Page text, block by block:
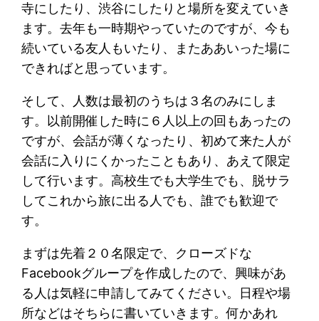
寺にしたり、渋谷にしたりと場所を変えていき
ます。去年も一時期やっていたのですが、今も
続いている友人もいたり、またああいった場に
できればと思っています。
そして、人数は最初のうちは３名のみにしま
す。以前開催した時に６人以上の回もあったの
ですが、会話が薄くなったり、初めて来た人が
会話に入りにくかったこともあり、あえて限定
して行います。高校生でも大学生でも、脱サラ
してこれから旅に出る人でも、誰でも歓迎で
す。
まずは先着２０名限定で、クローズドな
Facebookグループを作成したので、興味があ
る人は気軽に申請してみてください。日程や場
所などはそちらに書いていきます。何かあれ